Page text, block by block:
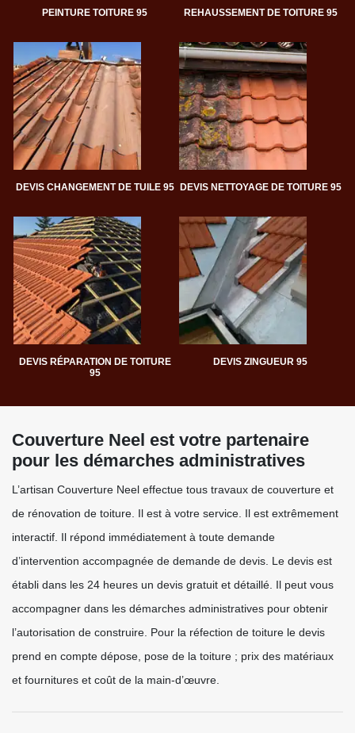
PEINTURE TOITURE 95 REHAUSSEMENT DE TOITURE 95
DEVIS CHANGEMENT DE TUILE 95 DEVIS NETTOYAGE DE TOITURE 95
DEVIS RÉPARATION DE TOITURE
95
DEVIS ZINGUEUR 95
Couverture Neel est votre partenaire
pour les démarches administratives
L’artisan Couverture Neel effectue tous travaux de couverture et
de rénovation de toiture. Il est à votre service. Il est extrêmement
interactif. Il répond immédiatement à toute demande
d’intervention accompagnée de demande de devis. Le devis est
établi dans les 24 heures un devis gratuit et détaillé. Il peut vous
accompagner dans les démarches administratives pour obtenir
l’autorisation de construire. Pour la réfection de toiture le devis
prend en compte dépose, pose de la toiture ; prix des matériaux
et fournitures et coût de la main-d’œuvre.